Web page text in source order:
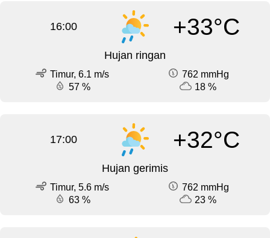
16:00 +33°C
Hujan ringan
Timur, 6.1 m/s
762 mmHg
57 %
18 %
17:00 +32°C
Hujan gerimis
Timur, 5.6 m/s
762 mmHg
63 %
23 %